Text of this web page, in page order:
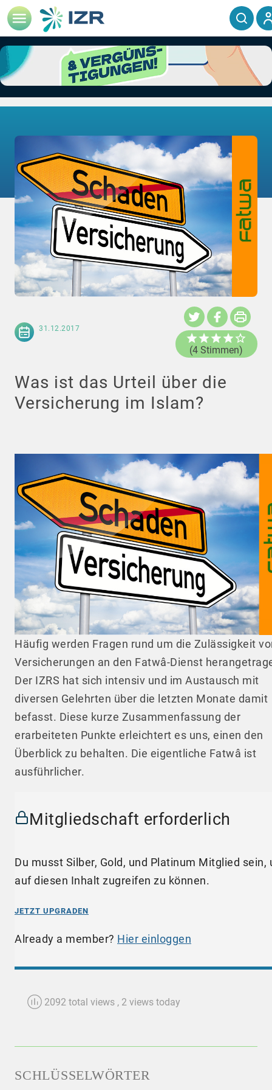
31.12.2017
(4 Stimmen)
Was ist das Urteil über die
Versicherung im Islam?
Häufig werden Fragen rund um die Zulässigkeit
Versicherungen an den Fatwâ-Dienst
Der IZRS hat sich intensiv und im Austausch mit
diversen Gelehrten über die letzten Monate damit
befasst. Diese kurze Zusammenfassung der
erarbeiteten Punkte erleichtert es uns, einen den
Überblick zu behalten. Die eigentliche Fatwâ ist
ausführlicher.
Mitgliedschaft erforderlich
Du musst Silber, Gold, und Platinum Mitglied sein,
auf diesen Inhalt zugreifen zu können.
JETZT UPGRADEN
Already a member? Hier einloggen
2092 total views , 2 views today
SCHLÜSSELWÖRTER